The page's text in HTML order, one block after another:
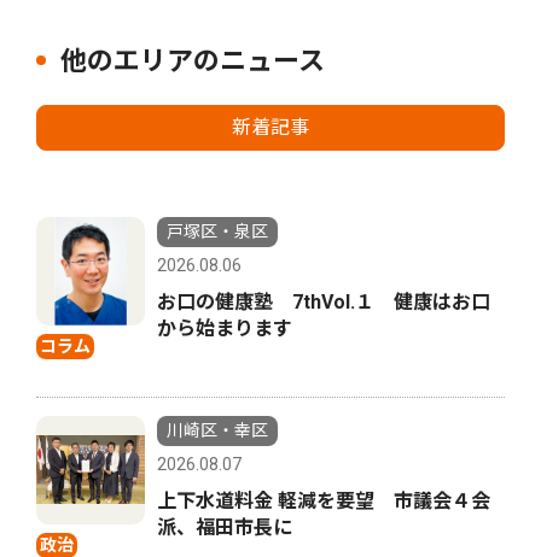
他のエリアのニュース
新着記事
コラム
戸塚区・泉区
2026.08.06
お口の健康塾 7thVol.１ 健康はお口
から始まります
政治
川崎区・幸区
2026.08.07
上下水道料金 軽減を要望 市議会４会
派、福田市長に